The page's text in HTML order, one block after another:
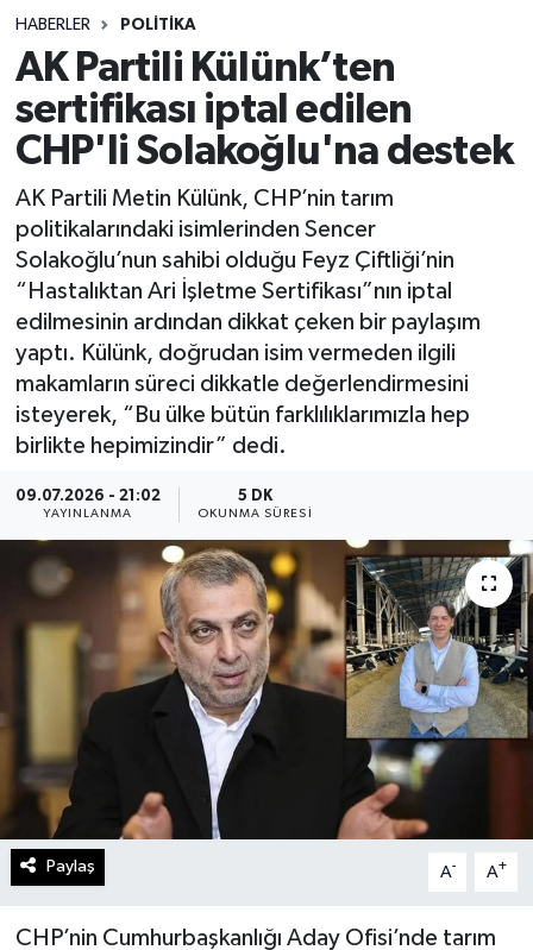
HABERLER POLITIKA
AK Partili Külünk’ten
sertifikası iptal edilen
CHP'li Solakoğlu'na destek
AK Partili Metin Külünk, CHP’nin tarım
politikalarındaki isimlerinden Sencer
Solakoğlu’nun sahibi olduğu Feyz Çiftliği’nin
“Hastalıktan Ari İşletme Sertifikası”nın iptal
edilmesinin ardından dikkat çeken bir paylaşım
yaptı. Külünk, doğrudan isim vermeden ilgili
makamların süreci dikkatle değerlendirmesini
isteyerek, “Bu ülke bütün farklılıklarımızla hep
birlikte hepimizindir” dedi.
09.07.2026 - 21:02
YAYINLANMA
5 DK
OKUNMA SÜRESI
Paylaş A- A+
CHP’nin Cumhurbaşkanlığı Aday Ofisi’nde tarım
Spor
Teknoloji
Yaşam